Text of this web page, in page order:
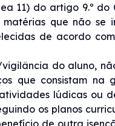
11) do artigo 9.º do
que não se
de acordo
do aluno,
que consistam na
lúdicas ou
os planos
de outra